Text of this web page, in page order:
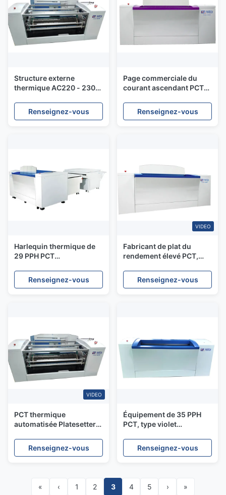
Structure externe
thermique AC220 - 230V
PCT Platesetter
Renseignez-vous
Page commerciale du
courant ascendant PCT
de laser de l'heure
830NM
Renseignez-vous
Harlequin thermique de
29 PPH PCT
/prinergy de Prinergy
Renseignez-vous
VIDEO
Fabricant de plat du
rendement élevé PCT,
l'automobile 35 par heure
PCT Platesetter
Renseignez-vous
VIDEO
PCT thermique
automatisée Platesetter
coutume d'épaisseur de
40MM
Renseignez-vous
Équipement de 35 PPH
PCT, type violet
d'impression de plat
Renseignez-vous
« ‹ 1 2 3 4 5 › »